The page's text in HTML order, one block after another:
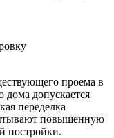
проема в
дома допускается
переделка
повышенную
постройки.